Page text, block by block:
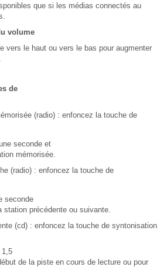
que si les médias connectés au
volume
vers le haut ou vers le bas pour augmenter
de
(radio) : enfoncez la touche de
seconde et
mémorisée.
(radio) : enfoncez la touche de
seconde
station précédente ou suivante.
(cd) : enfoncez la touche de syntonisation
1,5
de la piste en cours de lecture ou pour